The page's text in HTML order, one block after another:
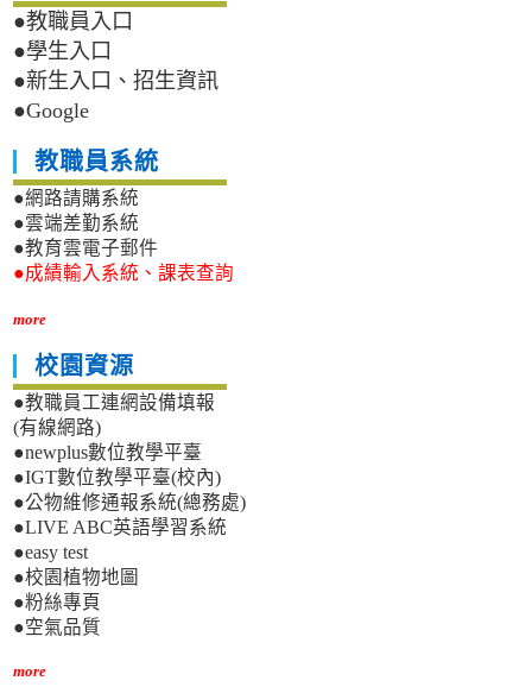
●教職員入口
●學生入口
●新生入口、招生資訊
●Google
教職員系統
●網路請購系統
●雲端差勤系統
●教育雲電子郵件
●成績輸入系統、課表查詢
more
校園資源
●教職員工連網設備填報
(有線網路)
●newplus數位教學平臺
●IGT數位教學平臺(校內)
●公物維修通報系統(總務處)
●LIVE ABC英語學習系統
●easy test
●校園植物地圖
●粉絲專頁
●空氣品質
more